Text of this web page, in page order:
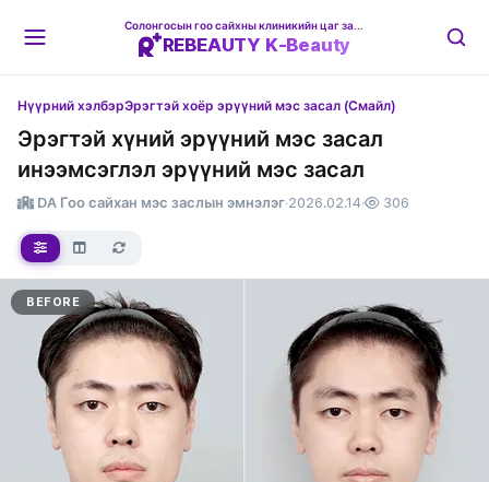
REBEAUTY K-Beauty
Нүүрний хэлбэрЭрэгтэй хоёр эрүүний мэс засал (Смайл)
Эрэгтэй хүний эрүүний мэс засал
инээмсэглэл эрүүний мэс засал
DA Гоо сайхан мэс заслын эмнэлэг·2026.02.14· 306
BEFORE